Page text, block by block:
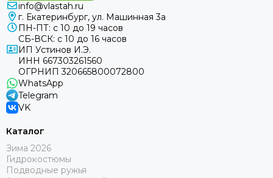
info@vlastah.ru
г. Екатеринбург, ул. Машинная 3а
ПН-ПТ: с 10 до 19 часов
СБ-ВСК: с 10 до 16 часов
ИП Устинов И.Э.
ИНН 667303261560
ОГРНИП 320665800072800
WhatsApp
Telegram
VK
Каталог
Зима 2026
Гидрокостюмы
Подводные ружья